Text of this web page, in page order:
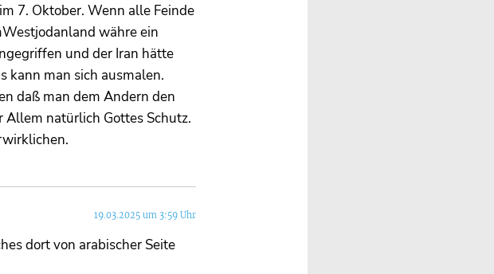
7. Oktober. Wenn alle Feinde
währe ein
und der Iran hätte
kann man sich ausmalen.
daß man dem Andern den
natürlich Gottes Schutz.
19.03.2025 um 3:59 Uhr
dort von arabischer Seite